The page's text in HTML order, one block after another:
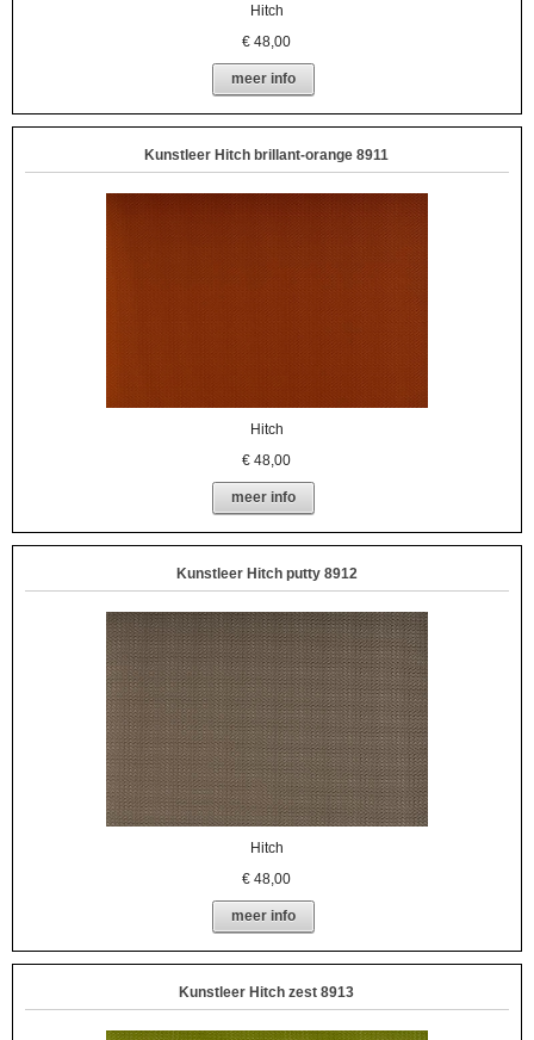
Hitch
€48,00
meer info
Kunstleer Hitch brillant-orange 8911
Hitch
€48,00
meer info
Kunstleer Hitch putty 8912
Hitch
€48,00
meer info
Kunstleer Hitch zest 8913